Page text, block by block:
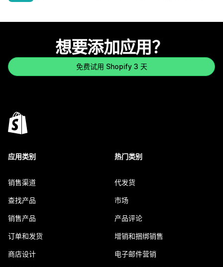
想要添加应用？
免费试用 Shopify 3 天
应用类别
销售渠道
查找产品
销售产品
订单和发货
商店设计
热门类别
代发货
市场
产品评论
增销和捆绑销售
电子邮件营销